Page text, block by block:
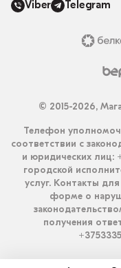
Viber Telegram
© 2015-2026,
Телефон
соответствии с
и юридических лиц:
городской
услуг. Контакты
форме о
получения